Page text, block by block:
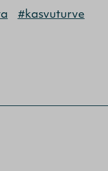
#kasvuturve